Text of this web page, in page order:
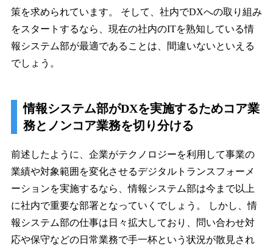
策を求められています。 そして、社内でDXへの取り組み
をスタートするなら、現在の社内のITを熟知している情
報システム部が最適であることは、間違いないといえる
でしょう。
情報システム部がDXを実施するためコア業
務とノンコア業務を切り分ける
前述したように、企業がテクノロジーを利用して事業の
業績や対象範囲を変化させるデジタルトランスフォーメ
ーションを実施するなら、情報システム部は今まで以上
に社内で重要な部署となっていくでしょう。 しかし、情
報システム部の仕事は日々拡大しており、問い合わせ対
応や保守などの日常業務で手一杯という状況が散見され